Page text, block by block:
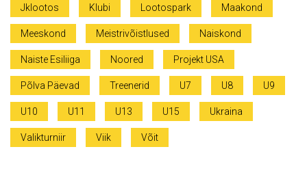
Jklootos Klubi Lootospark Maakond
Meeskond Meistrivõistlused Naiskond
Naiste Esiliiga Noored Projekt USA
Põlva Päevad Treenerid U7 U8 U9
U10 U11 U13 U15 Ukraina
Valikturniir Viik Võit